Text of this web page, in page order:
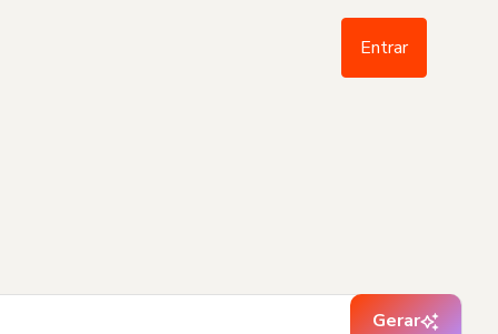
Entrar
Gerar